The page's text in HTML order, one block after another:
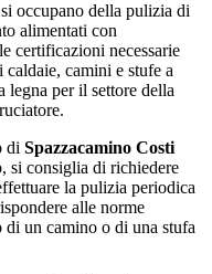
occupano della pulizia di
alimentati con
certificazioni necessarie
camini e stufe a
legna per il settore della
di Spazzacamino Costi
si consiglia di richiedere
la pulizia periodica
alle norme
un camino o di una stufa